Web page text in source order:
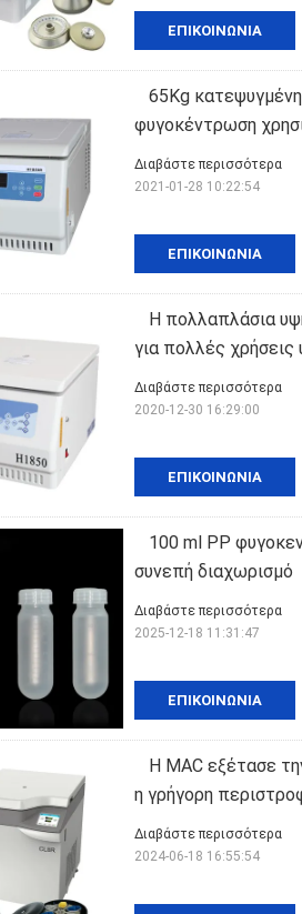
ΕΠΙΚΟΙΝΩΝΊΑ
65Kg
φυγοκέντρωση
ΕΠΙΚΟΙΝΩΝΊΑ
Διαβάστε περισσότερα
2021-01-28 10:22:54
Η πολλαπλάσια
για πολλές
ΕΠΙΚΟΙΝΩΝΊΑ
Διαβάστε περισσότερα
2020-12-30 16:29:00
100 ml PP
συνεπή διαχωρισμό
ΕΠΙΚΟΙΝΩΝΊΑ
Διαβάστε περισσότερα
2025-12-18 11:31:47
Η MAC εξέτασε
η γρήγορη
Διαβάστε περισσότερα
2024-06-18 16:55:54